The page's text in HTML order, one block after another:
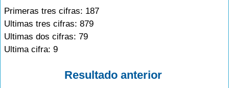
Primeras tres cifras: 187
Ultimas tres cifras: 879
Ultimas dos cifras: 79
Ultima cifra: 9
Resultado anterior